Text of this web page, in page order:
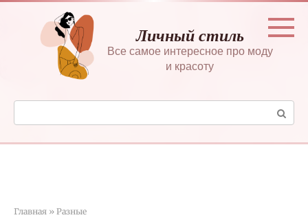
Перейти
контенту
Личный стиль
Все самое интересное про моду
и красоту
Поиск:
Главная » Разные